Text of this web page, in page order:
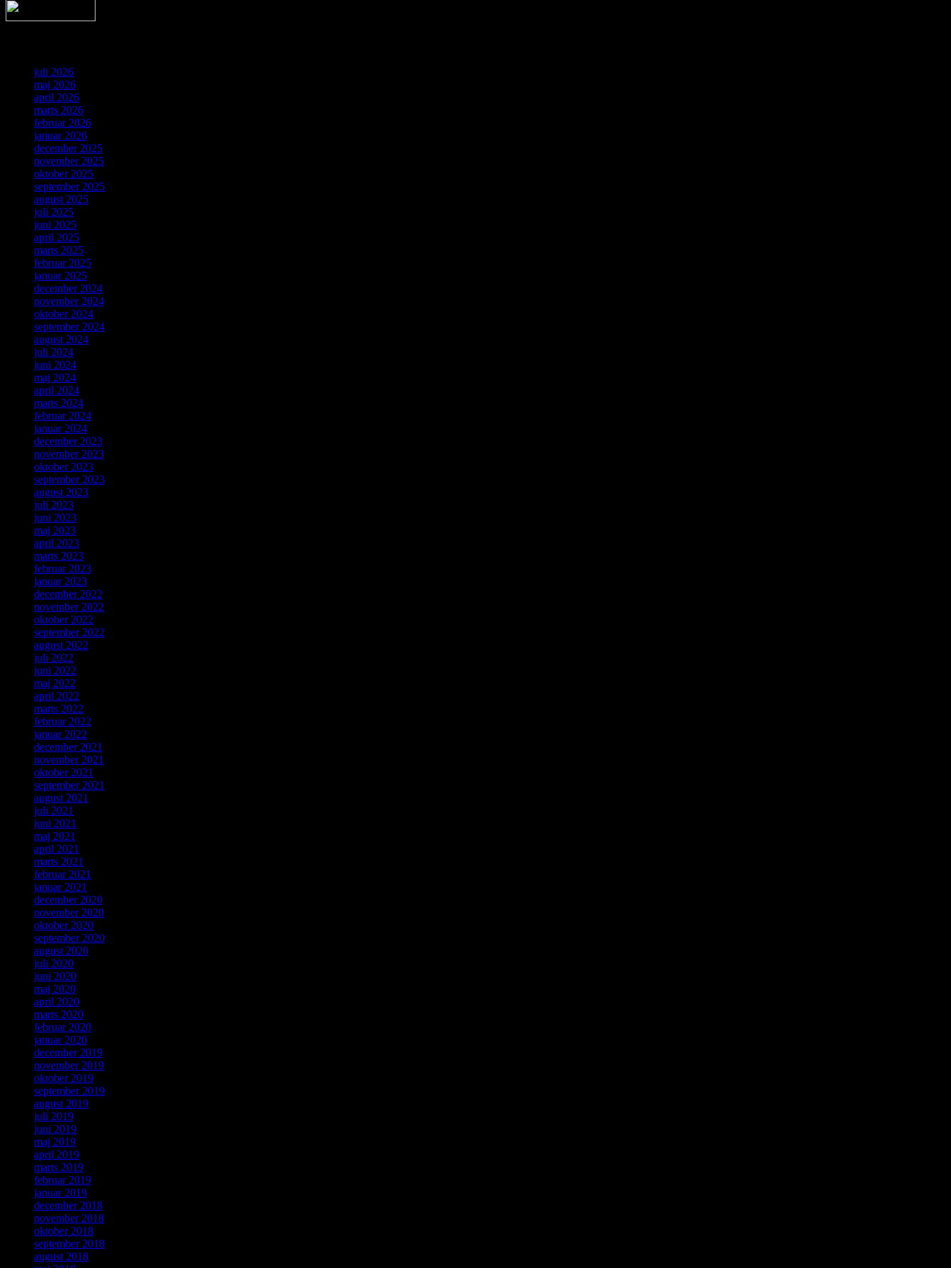
juli 2026
maj 2026
april 2026
marts 2026
februar 2026
januar 2026
december 2025
november 2025
oktober 2025
september 2025
august 2025
juli 2025
juni 2025
april 2025
marts 2025
februar 2025
januar 2025
december 2024
november 2024
oktober 2024
september 2024
august 2024
juli 2024
juni 2024
maj 2024
april 2024
marts 2024
februar 2024
januar 2024
december 2023
november 2023
oktober 2023
september 2023
august 2023
juli 2023
juni 2023
maj 2023
april 2023
marts 2023
februar 2023
januar 2023
december 2022
november 2022
oktober 2022
september 2022
august 2022
juli 2022
juni 2022
maj 2022
april 2022
marts 2022
februar 2022
januar 2022
december 2021
november 2021
oktober 2021
september 2021
august 2021
juli 2021
juni 2021
maj 2021
april 2021
marts 2021
februar 2021
januar 2021
december 2020
november 2020
oktober 2020
september 2020
august 2020
juli 2020
juni 2020
maj 2020
april 2020
marts 2020
februar 2020
januar 2020
december 2019
november 2019
oktober 2019
september 2019
august 2019
juli 2019
juni 2019
maj 2019
april 2019
marts 2019
februar 2019
januar 2019
december 2018
november 2018
oktober 2018
september 2018
august 2018